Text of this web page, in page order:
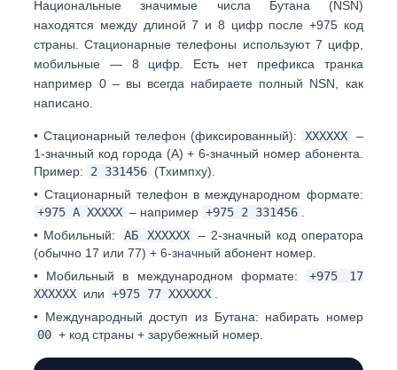
Национальные значимые числа Бутана (NSN)
находятся между длиной 7 и 8 цифрпосле +975 код
страны. Стационарные телефоны используют 7 цифр,
мобильные — 8 цифр. Есть нет префикса транка
например 0 – вы всегда набираете полный NSN, как
написано.
• Стационарный телефон (фиксированный): ХХХХХХ
–
1-значный код города (А) + 6-значный номер абонента.
Пример:
2 331456 (Тхимпху).
• Стационарный телефон в международном формате:
+975 А ХХХХХ – например +975 2 331456
• Мобильный: АБ ХХХХХХ
– 2-значный код оператора
(обычно 17 или77) + 6-значный абонент номер.
• Мобильный в международном формате:
+975 17
ХХХХХХ или +975 77 ХХХХХХ
• Международный доступ из Бутана: набирать номер
00 + код страны + зарубежный номер.